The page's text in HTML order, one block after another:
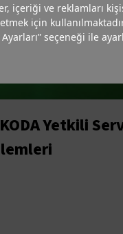
içeriği ve reklamları
için
Ayarları” seçeneği ile
Yetkili